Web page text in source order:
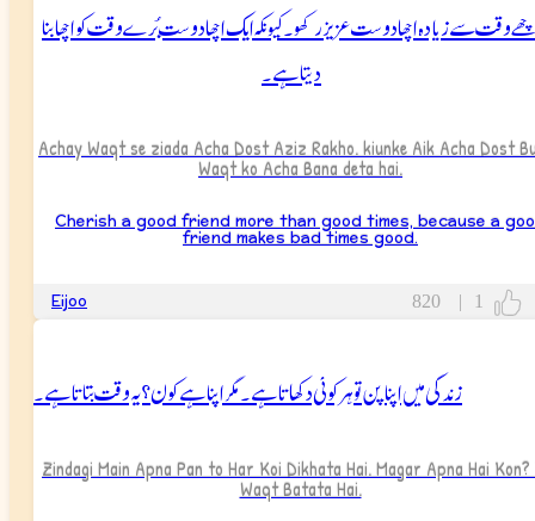
وقت سے زیادہ اچھا دوست عزیز رکھو۔ کیونکہ ایک اچھا دوست بُرے وقت کو اچھا بنا
دیتا ہے۔
Achay Waqt se ziada Acha Dost Aziz Rakho. kiunke Aik Acha Dost
Waqt ko Acha Bana deta hai.
Cherish a good friend more than good times, because a
friend makes bad times good.
Eijoo 820 | 1
زندگی میں اپنا پن تو ہر کوئی دکھاتا ہے۔ مگر اپنا ہے کون؟ یہ وقت بتاتا ہے۔
Zindagi Main Apna Pan to Har Koi Dikhata Hai. Magar Apna Hai Kon?
Waqt Batata Hai.